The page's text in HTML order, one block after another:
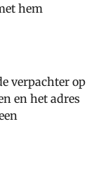
hem
verpachter op
en het adres